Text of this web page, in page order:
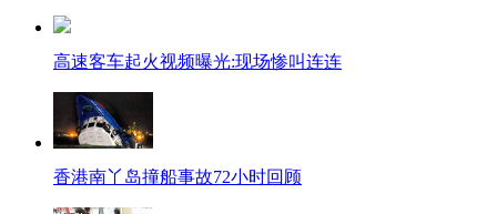
高速客车起火视频曝光:现场惨叫连连
香港南丫岛撞船事故72小时回顾